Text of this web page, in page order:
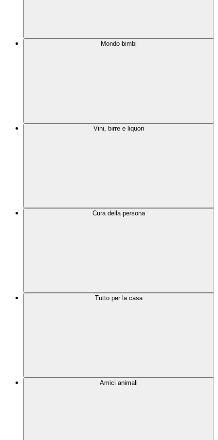
Mondo bimbi
Vini, birre e liquori
Cura della persona
Tutto per la casa
Amici animali